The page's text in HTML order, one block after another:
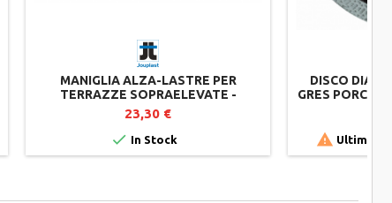
MANIGLIA ALZA-LASTRE PER
TERRAZZE SOPRAELEVATE -
JOUPLAST
23,30 €
 In Stock
DISCO
GRES
 Ultimi